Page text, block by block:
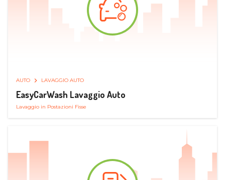
AUTO LAVAGGIO AUTO
EasyCarWash Lavaggio Auto
Lavaggio in Postazioni Fisse